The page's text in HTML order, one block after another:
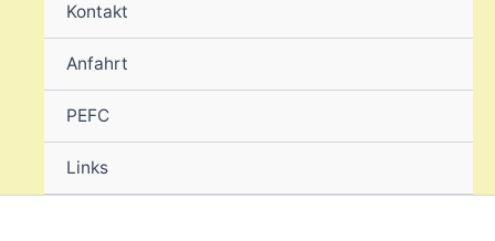
Kontakt
Anfahrt
PEFC
Links